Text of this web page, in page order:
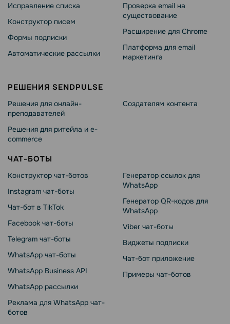
Исправление списка
Конструктор писем
Формы подписки
Автоматические рассылки
Проверка email на
существование
Расширение для Chrome
Платформа для email
маркетинга
РЕШЕНИЯ SENDPULSE
Решения для онлайн-
преподавателей
Решения для ритейла и e-
commerce
Создателям контента
ЧАТ-БОТЫ
Конструктор чат-ботов
Instagram чат-боты
Чат-бот в TikTok
Facebook чат-боты
Telegram чат-боты
WhatsApp чат-боты
WhatsApp Business API
WhatsApp рассылки
Реклама для WhatsApp чат-
ботов
Генератор ссылок для
WhatsApp
Генератор QR-кодов для
WhatsApp
Viber чат-боты
Виджеты подписки
Чат-бот приложение
Примеры чат-ботов